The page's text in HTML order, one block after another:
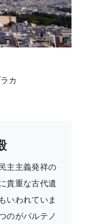
カ
主主義発祥の
貴重な古代遺
いわれていま
のがパルテノ